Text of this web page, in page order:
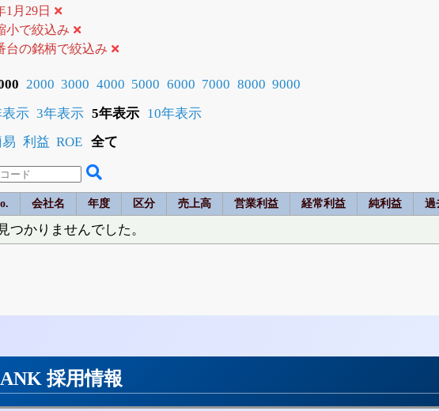
1月29日
小で絞込み
台の銘柄で絞込み
2000 3000 4000 5000 6000 7000 8000 9000
示 3年表示 5年表示 10年表示
利益 ROE 全て
会社名 年度 区分 売上高 営業利益 経常利益 純利益 過
つかりませんでした。
採用情報